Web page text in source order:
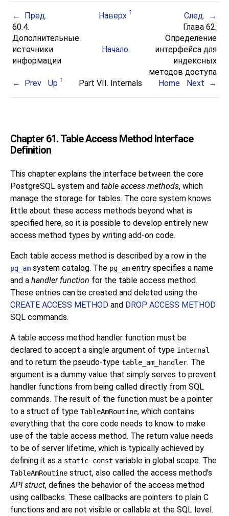
Пред. Наверх
След.
60.4.
Дополнительные
источники
информации
Начало
Глава 62.
Определение
интерфейса для
индексных
методов доступа
Prev
Up Part VII. Internals Home Next
Chapter 61. Table Access Method Interface
Definition
This chapter explains the interface between the core
PostgreSQL system and table access methods, which
manage the storage for tables. The core system knows
little about these access methods beyond what is
specified here, so it is possible to develop entirely new
access method types by writing add-on code.
Each table access method is described by a row in the
pg_am system catalog. The pg_am entry specifies a name
and a handler function for the table access method.
These entries can be created and deleted using the
CREATE ACCESS METHOD and DROP ACCESS METHOD
SQL commands.
A table access method handler function must be
declared to accept a single argument of type internal
and to return the pseudo-type table_am_handler. The
argument is a dummy value that simply serves to prevent
handler functions from being called directly from SQL
commands. The result of the function must be a pointer
to a struct of type TableAmRoutine, which contains
everything that the core code needs to know to make
use of the table access method. The return value needs
to be of server lifetime, which is typically achieved by
defining it as a static const variable in global scope. The
TableAmRoutine struct, also called the access method's
API struct, defines the behavior of the access method
using callbacks. These callbacks are pointers to plain C
functions and are not visible or callable at the SQL level.